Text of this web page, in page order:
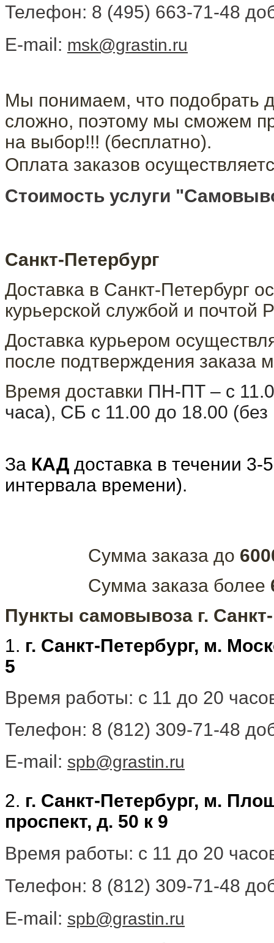
Телефон: 8 (495) 663-71-48
E-mail: msk@grastin.ru
Мы понимаем, что подобрать
сложно, поэтому мы сможем
на выбор!!! (бесплатно).
Оплата заказов
Стоимость услуги
Санкт-Петербург
Доставка в Санкт-Петербург
курьерской службой и почтой
Доставка курьером
после подтверждения заказа
Время доставки ПН-ПТ – с
часа), СБ с 11.00 до 18.00
За КАД доставка в течении
интервала времени).
Сумма заказа до
Сумма заказа более
Пункты самовывоза г.
1. г. Санкт-Петербург, м.
5
Время работы: с 11 до 20
Телефон: 8 (812) 309-71-48
E-mail: spb@grastin.ru
2. г. Санкт-Петербург, м.
проспект, д. 50 к 9
Время работы: с 11 до 20
Телефон: 8 (812) 309-71-48
E-mail: spb@grastin.ru